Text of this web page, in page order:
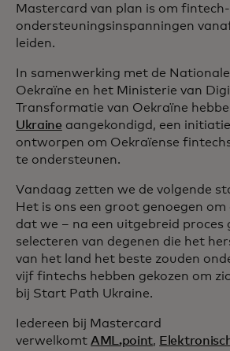
Mastercard van plan is om fintech-
ondersteuningsinspanningen
leiden.
In samenwerking met de
Oekraïne en het Ministerie van
Transformatie van Oekraïne
Ukraine aangekondigd, een
ontworpen om Oekraïense
te ondersteunen.
Vandaag zetten we de volgende
Het is ons een groot genoegen
dat we – na een uitgebreid proces
selecteren van degenen die het
van het land het beste zouden
vijf fintechs hebben gekozen om
bij Start Path Ukraine.
Iedereen bij Mastercard
verwelkomt AML.point,